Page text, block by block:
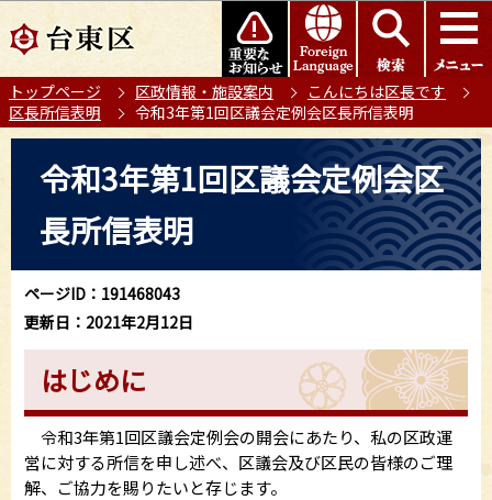
の
ー
ジ
このページの本文へ移動
トップページ 区政情報・施設案内
こんにちは区長です
区長所信表明
令和3年第1回区議会定例会区長所信表明
ら
令和3年第1回区議会定例会区
長所信表明
ページID：191468043
更新日：2021年2月12日
はじめに
令和3年第1回区議会定例会の開会にあたり、私の区政運
営に対する所信を申し述べ、区議会及び区民の皆様のご理
解、ご協力を賜りたいと存じます。